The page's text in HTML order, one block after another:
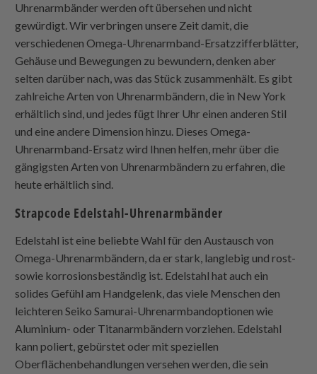
Uhrenarmbänder werden oft übersehen und nicht
gewürdigt. Wir verbringen unsere Zeit damit, die
verschiedenen Omega-Uhrenarmband-Ersatzzifferblätter,
Gehäuse und Bewegungen zu bewundern, denken aber
selten darüber nach, was das Stück zusammenhält. Es gibt
zahlreiche Arten von Uhrenarmbändern, die in New York
erhältlich sind, und jedes fügt Ihrer Uhr einen anderen Stil
und eine andere Dimension hinzu. Dieses Omega-
Uhrenarmband-Ersatz wird Ihnen helfen, mehr über die
gängigsten Arten von Uhrenarmbändern zu erfahren, die
heute erhältlich sind.
Strapcode Edelstahl-Uhrenarmbänder
Edelstahl ist eine beliebte Wahl für den Austausch von
Omega-Uhrenarmbändern, da er stark, langlebig und rost-
sowie korrosionsbeständig ist. Edelstahl hat auch ein
solides Gefühl am Handgelenk, das viele Menschen den
leichteren Seiko Samurai-Uhrenarmbandoptionen wie
Aluminium- oder Titanarmbändern vorziehen. Edelstahl
kann poliert, gebürstet oder mit speziellen
Oberflächenbehandlungen versehen werden, die sein